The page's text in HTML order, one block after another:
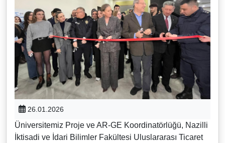
26.01.2026
Üniversitemiz Proje ve AR-GE Koordinatörlüğü, Nazilli
İktisadi ve İdari Bilimler Fakültesi Uluslararası Ticaret